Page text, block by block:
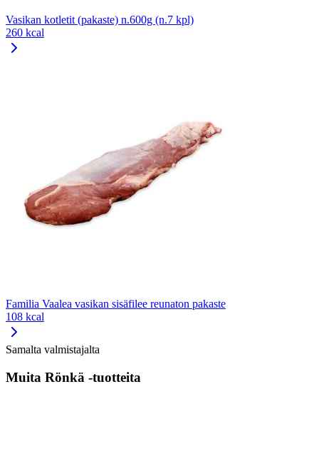
Vasikan kotletit (pakaste) n.600g (n.7 kpl)
260 kcal
Familia Vaalea vasikan sisäfilee reunaton pakaste
108 kcal
Samalta valmistajalta
Muita Rönkä -tuotteita